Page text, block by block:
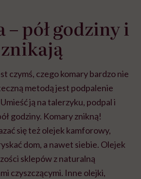
pół godziny i
czymś, czego komary bardzo nie
metodą jest podpalenie
ją na talerzyku, podpal i
godziny. Komary znikną!
się też olejek kamforowy,
dom, a nawet siebie. Olejek
sklepów z naturalną
czyszczącymi. Inne olejki,